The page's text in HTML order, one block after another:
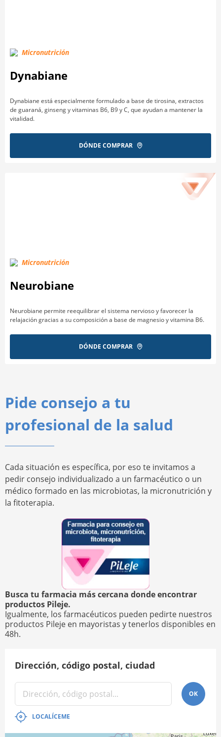
Micronutrición
Dynabiane
Dynabiane está especialmente formulado a base de tirosina, extractos
de guaraná, ginseng y vitaminas B6, B9 y C, que ayudan a mantener la
vitalidad.
DÓNDE COMPRAR
Micronutrición
Neurobiane
Neurobiane permite reequilibrar el sistema nervioso y favorecer la
relajación gracias a su composición a base de magnesio y vitamina B6.
DÓNDE COMPRAR
Pide consejo a tu
profesional de la salud
Cada situación es específica, por eso te invitamos a
pedir consejo individualizado a un farmacéutico o un
médico formado en las microbiotas, la micronutrición y
la fitoterapia.
Busca tu farmacia más cercana donde encontrar
productos Pileje.
Igualmente, los farmacéuticos pueden pedirte nuestros
productos Pileje en mayoristas y tenerlos disponibles en
48h.
Dirección, código postal, ciudad
OK
LOCALÍCEME